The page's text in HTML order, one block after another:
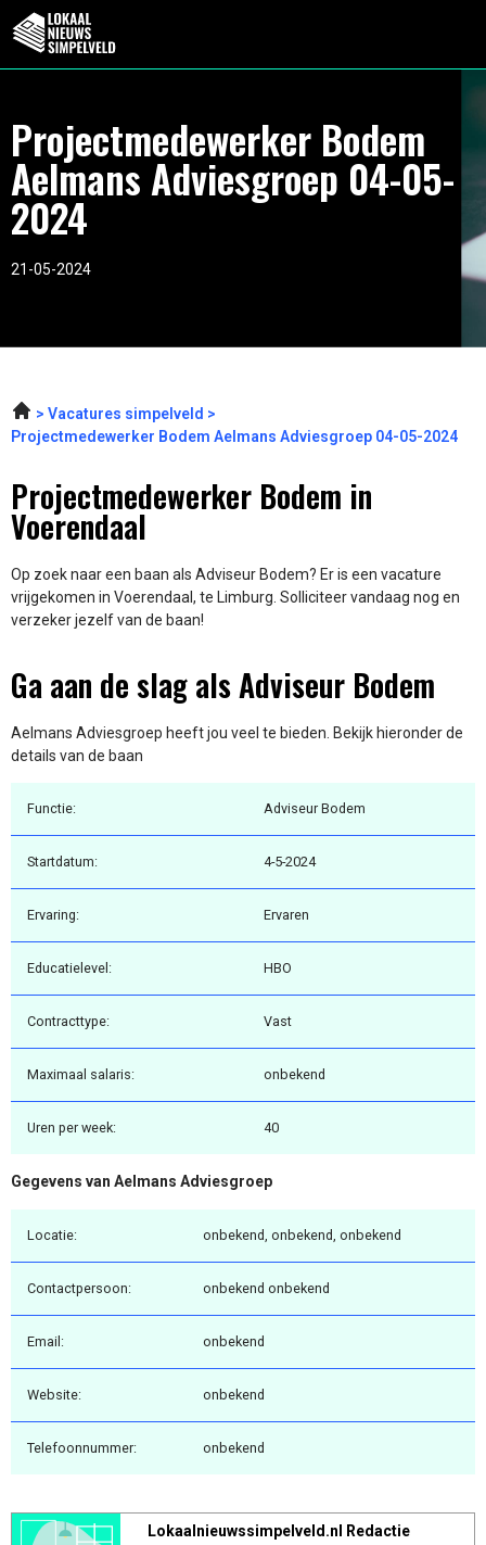
Projectmedewerker Bodem
Aelmans Adviesgroep 04-05-
2024
21-05-2024
Vacatures simpelveld
Projectmedewerker Bodem Aelmans Adviesgroep 04-05-2024
Projectmedewerker Bodem in
Voerendaal
Op zoek naar een baan als Adviseur Bodem? Er is een vacature
vrijgekomen in Voerendaal, te Limburg. Solliciteer vandaag nog en
verzeker jezelf van de baan!
Ga aan de slag als Adviseur Bodem
Aelmans Adviesgroep heeft jou veel te bieden. Bekijk hieronder de
details van de baan
Functie: Adviseur Bodem
Startdatum: 4-5-2024
Ervaring: Ervaren
Educatielevel: HBO
Contracttype: Vast
Maximaal salaris: onbekend
Uren per week: 40
Gegevens van Aelmans Adviesgroep
Locatie: onbekend, onbekend, onbekend
Contactpersoon: onbekend onbekend
Email: onbekend
Website: onbekend
Telefoonnummer: onbekend
Lokaalnieuwssimpelveld.nl Redactie